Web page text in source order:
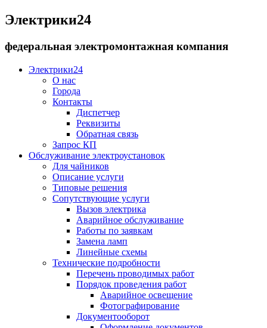
Электрики24
федеральная электромонтажная компания
Электрики24
О нас
Города
Контакты
Диспетчер
Реквизиты
Обратная связь
Запрос КП
Обслуживание электроустановок
Для чайников
Описание услуги
Типовые решения
Сопутствующие услуги
Вызов электрика
Аварийное обслуживание
Работы по заявкам
Замена ламп
Линейные схемы
Технические подробности
Перечень проводимых работ
Порядок проведения работ
Аварийное освещение
Фотографирование
Документооборот